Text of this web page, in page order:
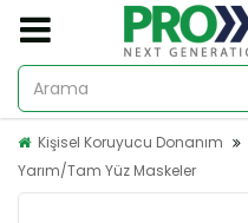
Kişisel Koruyucu Donanım
Yarım/Tam Yüz Maskeler